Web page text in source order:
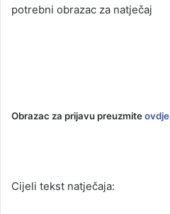
potrebni obrazac za natječaj
Obrazac za prijavu preuzmiteovdje
Cijeli tekst natječaja: